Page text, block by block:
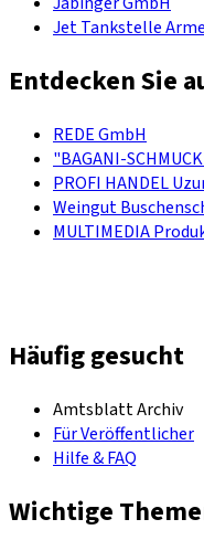
Jet Tankstelle
Entdecken Sie
REDE GmbH
"BAGANI-
PROFI HANDEL
Weingut
MULTIMEDIA
Häufig gesucht
Amtsblatt Archiv
Für Veröffentlicher
Hilfe & FAQ
Wichtige